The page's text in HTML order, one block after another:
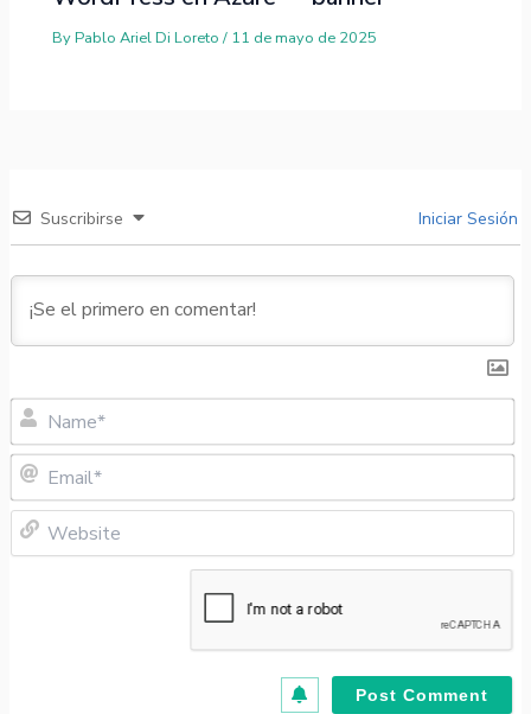
ByPablo Ariel Di Loreto/ 11 de mayo de 2025
Suscribirse Iniciar Sesión